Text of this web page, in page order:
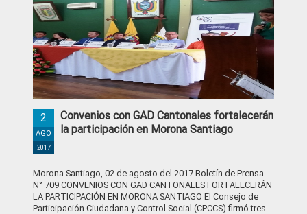
Convenios con GAD Cantonales fortalecerán
la participación en Morona Santiago
2
AGO
2017
Morona Santiago, 02 de agosto del 2017 Boletín de Prensa
N° 709 CONVENIOS CON GAD CANTONALES FORTALECERÁN
LA PARTICIPACIÓN EN MORONA SANTIAGO El Consejo de
Participación Ciudadana y Control Social (CPCCS) firmó tres